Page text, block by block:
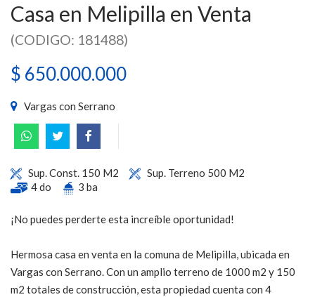
Casa en Melipilla en Venta
(CODIGO: 181488)
$ 650.000.000
Vargas con Serrano
Sup. Const. 150 M2
Sup. Terreno 500 M2
4 do
3 ba
¡No puedes perderte esta increíble oportunidad!
Hermosa casa en venta en la comuna de Melipilla, ubicada en
Vargas con Serrano. Con un amplio terreno de 1000 m2 y 150
m2 totales de construcción, esta propiedad cuenta con 4